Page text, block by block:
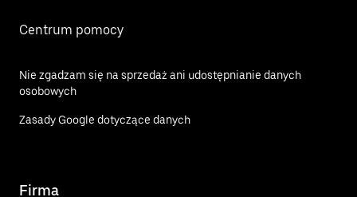
Centrum pomocy
Nie zgadzam się na sprzedaż ani udostępnianie danych
osobowych
Zasady Google dotyczące danych
Firma